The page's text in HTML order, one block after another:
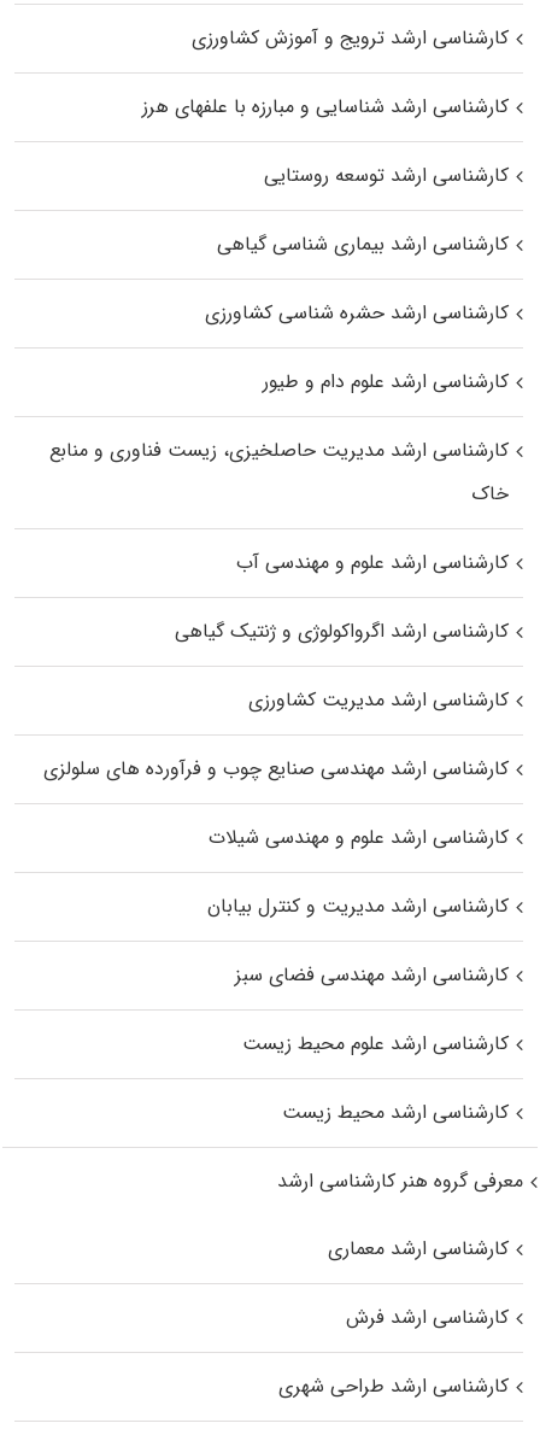
کارشناسی ارشد ترویج و آموزش کشاورزی
کارشناسی ارشد شناسایی و مبارزه با علفهای هرز
کارشناسی ارشد توسعه روستایی
کارشناسی ارشد بیماری‌ شناسی گیاهی
کارشناسی ارشد حشره‌ شناسی کشاورزی
کارشناسی ارشد علوم دام و طیور
کارشناسی ارشد مدیریت حاصلخیزی، زیست فناوری و منابع
خاک
کارشناسی ارشد علوم و مهندسی آب
کارشناسی ارشد اگرواکولوژی و ژنتیک گیاهی
کارشناسی ارشد مدیریت کشاورزی
کارشناسی ارشد مهندسی صنایع چوب و فرآورده‌ های سلولزی
کارشناسی ارشد علوم و مهندسی شیلات
کارشناسی ارشد مدیریت و کنترل بیابان
کارشناسی ارشد مهندسی فضای سبز
کارشناسی ارشد علوم محیط‌ زیست
کارشناسی ارشد محیط زیست
معرفی گروه هنر کارشناسی ارشد
کارشناسی ارشد معماری
کارشناسی ارشد فرش
کارشناسی ارشد طراحی شهری